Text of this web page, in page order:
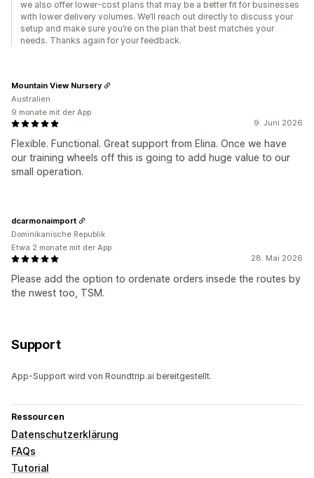
we also offer lower-cost plans that may be a better fit for businesses
with lower delivery volumes. We’ll reach out directly to discuss your
setup and make sure you’re on the plan that best matches your
needs. Thanks again for your feedback.
9. Juni 2026
Flexible. Functional. Great support from Elina. Once we have
our training wheels off this is going to add huge value to our
small operation.
Mountain View Nursery
Australien
9 monate mit der App
28. Mai 2026
Please add the option to ordenate orders insede the routes by
the nwest too, TSM.
dcarmonaimport
Dominikanische Republik
Etwa 2 monate mit der App
Support
App-Support wird von Roundtrip.ai bereitgestellt.
Ressourcen
Datenschutzerklärung
FAQs
Tutorial